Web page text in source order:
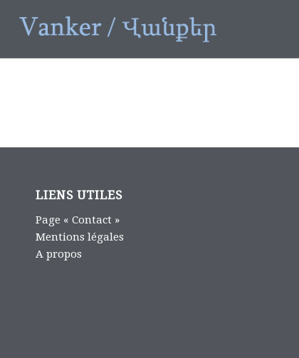
LIENS UTILES
Page « Contact »
Mentions légales
A propos